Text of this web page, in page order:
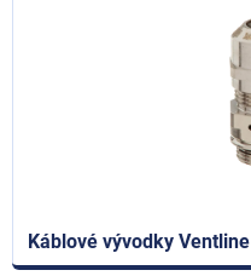
Káblové vývodky Ventline